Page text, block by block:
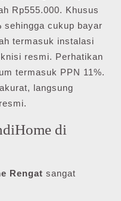
Rp555.000. Khusus
sehingga cukup bayar
termasuk instalasi
resmi. Perhatikan
termasuk PPN 11%.
langsung
di
Rengat sangat